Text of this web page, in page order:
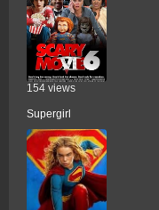
154 views
Supergirl